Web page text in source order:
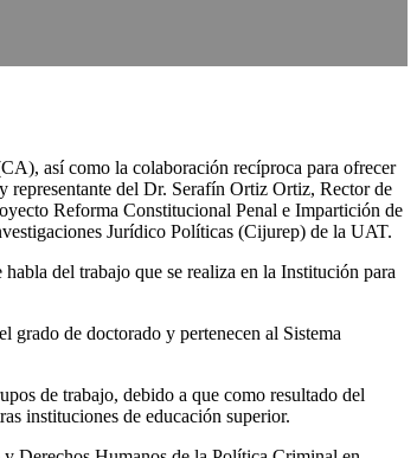
así como la colaboración recíproca para ofrecer
del Dr. Serafín Ortiz Ortiz, Rector de
Reforma Constitucional Penal e Impartición de
Jurídico Políticas (Cijurep) de la UAT.
del trabajo que se realiza en la Institución para
grado de doctorado y pertenecen al Sistema
de trabajo, debido a que como resultado del
instituciones de educación superior.